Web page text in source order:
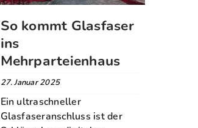
So kommt Glasfaser
ins
Mehrparteienhaus
27. Januar 2025
Ein ultraschneller
Glasfaseranschluss ist der